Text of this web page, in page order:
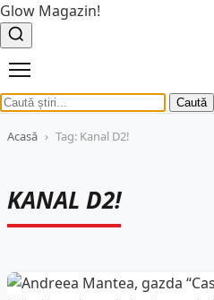
Glow Magazin!
Caută
Acasă › Tag: Kanal D2!
KANAL D2!